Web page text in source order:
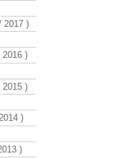
2017 )
)
)
)
)